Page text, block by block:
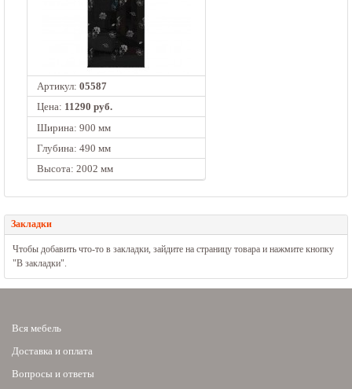
Артикул: 05587
Цена: 11290 руб.
Ширина: 900 мм
Глубина: 490 мм
Высота: 2002 мм
Закладки
Чтобы добавить что-то в закладки, зайдите на страницу товара и нажмите кнопку
"В закладки".
Вся мебель
Доставка и оплата
Вопросы и ответы